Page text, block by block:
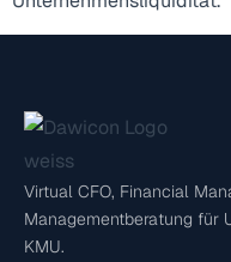
Virtual CFO, Financial
Managementberatung für
KMU.